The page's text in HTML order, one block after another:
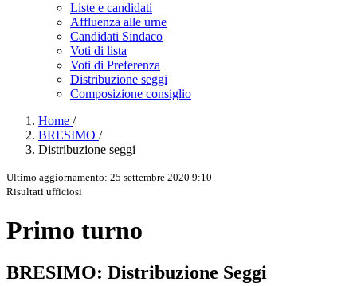
Liste e candidati
Affluenza alle urne
Candidati Sindaco
Voti di lista
Voti di Preferenza
Distribuzione seggi
Composizione consiglio
Home /
BRESIMO /
Distribuzione seggi
Ultimo aggiornamento: 25 settembre 2020 9:10
Risultati ufficiosi
Primo turno
BRESIMO: Distribuzione Seggi